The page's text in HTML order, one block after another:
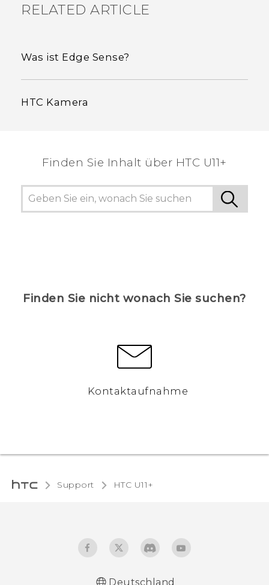
RELATED ARTICLE
Was ist Edge Sense?
HTC Kamera
Finden Sie Inhalt über‎ HTC U11+
Finden Sie nicht wonach Sie suchen?
Kontaktaufnahme
Support HTC U11+‎
Deutschland